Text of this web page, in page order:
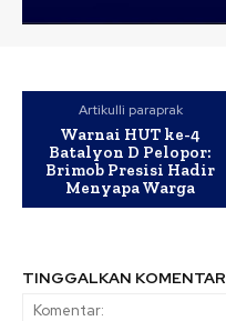
Artikulli paraprak
Warnai HUT ke-4
Batalyon D Pelopor:
Brimob Presisi Hadir
Menyapa Warga
TINGGALKAN KOMENTAR